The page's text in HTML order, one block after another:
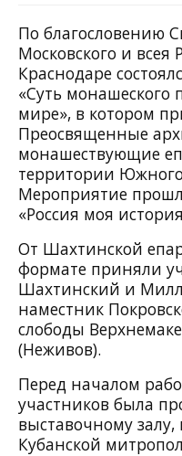
По благословению
Московского и всея
Краснодаре
«Суть монашеского
мире», в котором
Преосвященные
монашествующие
территории
Мероприятие
«Россия моя
От Шахтинской
формате приняли
Шахтинский и
наместник
слободы
(Неживов).
Перед началом
участников была
выставочному
Кубанской